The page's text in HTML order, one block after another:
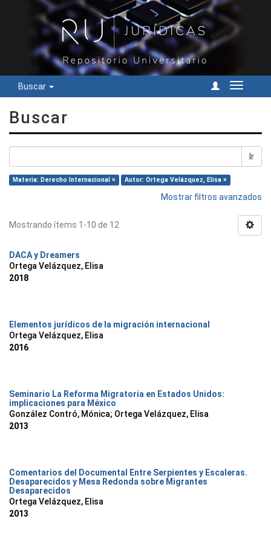
Buscar
Cambiar
Buscar
Ir
Materia: Derecho Internacional × Autor: Ortega Velázquez, Elisa ×
Mostrar filtros avanzados
Mostrando ítems 1-10 de 12
DACA y Dreamers
Ortega Velázquez, Elisa
2018
Elementos jurídicos de la migración internacional
Ortega Velázquez, Elisa
2016
Seminario La Reforma Migratoria en Estados Unidos:
implicaciones para México
González Contró, Mónica; Ortega Velázquez, Elisa
2013
Comentarios del Documental Entre Serpientes y Escaleras.
Desaparecidos y Mesa Redonda sobre Migrantes
Desaparecidos
Ortega Velázquez, Elisa
2013